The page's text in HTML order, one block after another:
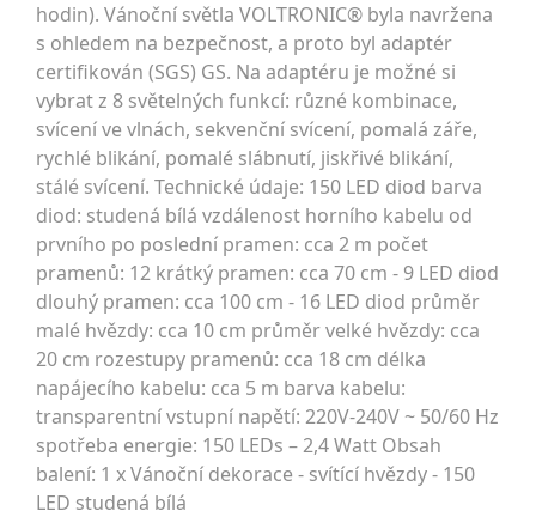
hodin). Vánoční světla VOLTRONIC® byla navržena
s ohledem na bezpečnost, a proto byl adaptér
certifikován (SGS) GS. Na adaptéru je možné si
vybrat z 8 světelných funkcí: různé kombinace,
svícení ve vlnách, sekvenční svícení, pomalá záře,
rychlé blikání, pomalé slábnutí, jiskřivé blikání,
stálé svícení. Technické údaje: 150 LED diod barva
diod: studená bílá vzdálenost horního kabelu od
prvního po poslední pramen: cca 2 m počet
pramenů: 12 krátký pramen: cca 70 cm - 9 LED diod
dlouhý pramen: cca 100 cm - 16 LED diod průměr
malé hvězdy: cca 10 cm průměr velké hvězdy: cca
20 cm rozestupy pramenů: cca 18 cm délka
napájecího kabelu: cca 5 m barva kabelu:
transparentní vstupní napětí: 220V-240V ~ 50/60 Hz
spotřeba energie: 150 LEDs – 2,4 Watt Obsah
balení: 1 x Vánoční dekorace - svítící hvězdy - 150
LED studená bílá